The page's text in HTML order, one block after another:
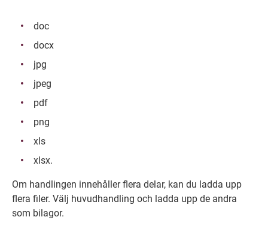
doc
docx
jpg
jpeg
pdf
png
xls
xlsx.
Om handlingen innehåller flera delar, kan du ladda upp
flera filer. Välj huvudhandling och ladda upp de andra
som bilagor.